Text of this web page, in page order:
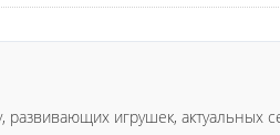
игрушек, актуальных